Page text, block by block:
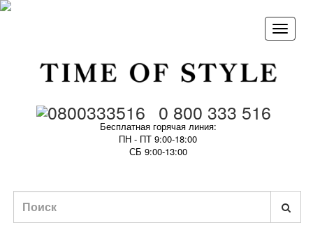
0 800 333 516
Бесплатная горячая линия:
ПН - ПТ 9:00-18:00
СБ 9:00-13:00